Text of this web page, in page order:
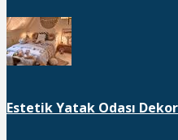
Estetik Yatak Odası